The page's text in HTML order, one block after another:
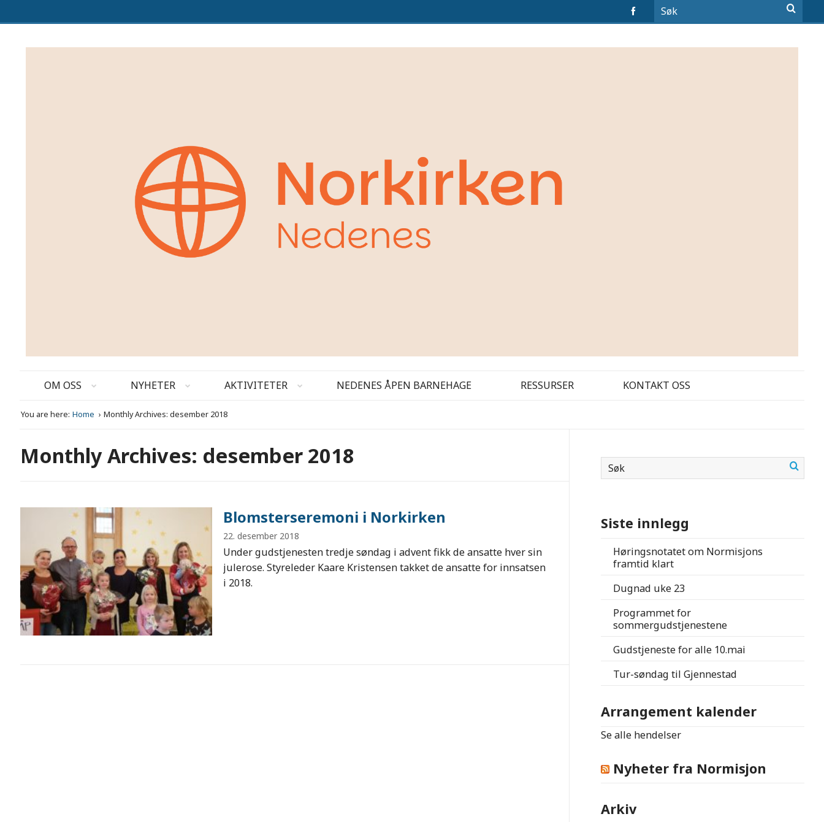
OM OSS NYHETER AKTIVITETER NEDENES ÅPEN BARNEHAGE RESSURSER KONTAKT OSS
You are here: Home Monthly Archives: desember 2018
Monthly Archives: desember 2018
Blomsterseremoni i Norkirken
22. desember 2018
Under gudstjenesten tredje søndag i advent fikk de ansatte hver sin
julerose. Styreleder Kaare Kristensen takket de ansatte for innsatsen
i 2018.
Siste innlegg
Høringsnotatet om Normisjons
framtid klart
Dugnad uke 23
Programmet for
sommergudstjenestene
Gudstjeneste for alle 10.mai
Tur-søndag til Gjennestad
Arrangement kalender
Se alle hendelser
Nyheter fra Normisjon
Arkiv